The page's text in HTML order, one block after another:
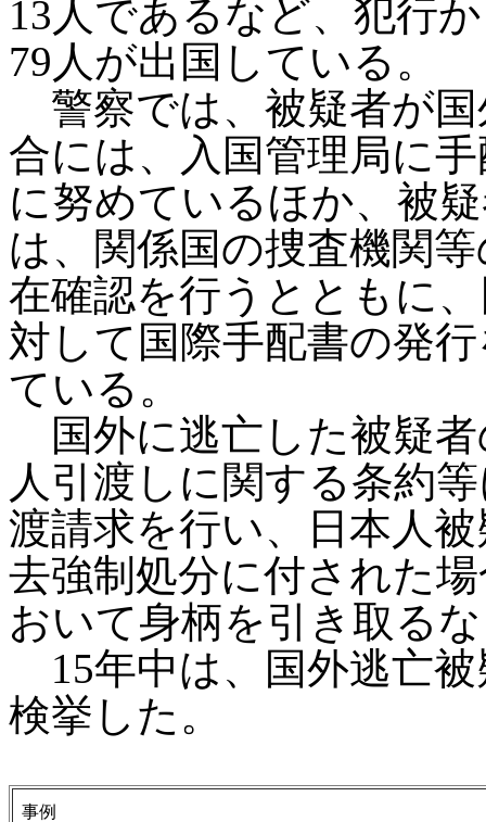
13人であるなど、犯行
79人が出国している。
警察では、被疑者が
合には、入国管理局に
に努めているほか、被
は、関係国の捜査機関
在確認を行うとともに
対して国際手配書の発
ている。
国外に逃亡した被疑
人引渡しに関する条約
渡請求を行い、日本人
去強制処分に付された
おいて身柄を引き取る
15年中は、国外逃亡
検挙した。
事例